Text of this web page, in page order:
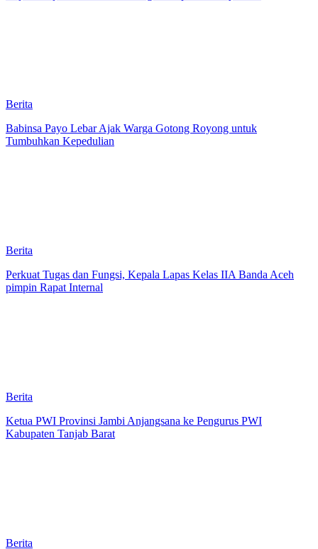
Berita
Babinsa Payo Lebar Ajak Warga Gotong Royong untuk
Tumbuhkan Kepedulian
Berita
Perkuat Tugas dan Fungsi, Kepala Lapas Kelas IIA Banda Aceh
pimpin Rapat Internal
Berita
Ketua PWI Provinsi Jambi Anjangsana ke Pengurus PWI
Kabupaten Tanjab Barat
Berita